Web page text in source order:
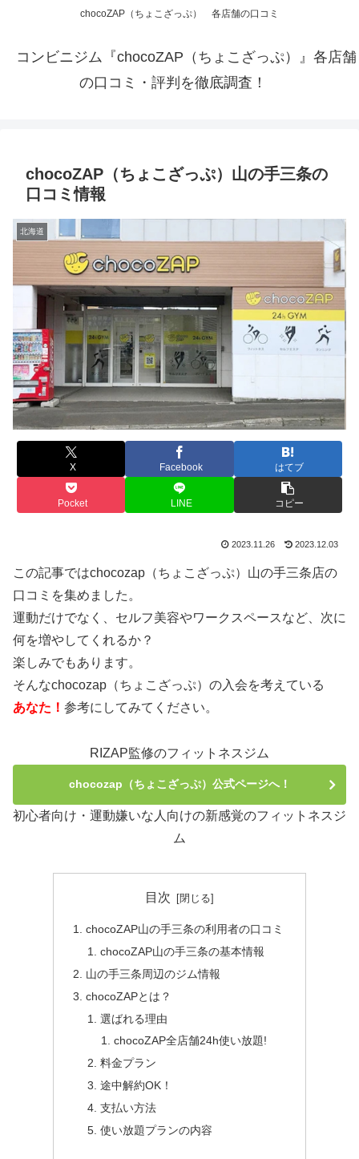
chocoZAP（ちょこざっぷ） 各店舗の口コミ
コンビニジム『chocoZAP（ちょこざっぷ）』各店舗
の口コミ・評判を徹底調査！
chocoZAP（ちょこざっぷ）山の手三条の
口コミ情報
北海道
X Facebook はてブ
Pocket LINE コピー
2023.11.26 2023.12.03
この記事ではchocozap（ちょこざっぷ）山の手三条店の
口コミを集めました。
運動だけでなく、セルフ美容やワークスペースなど、次に
何を増やしてくれるか？
楽しみでもあります。
そんなchocozap（ちょこざっぷ）の入会を考えている
あなた！ 参考にしてみてください。
RIZAP監修のフィットネスジム
chocozap（ちょこざっぷ）公式ページへ！
初心者向け・運動嫌いな人向けの新感覚のフィットネスジ
ム
目次
chocoZAP山の手三条の利用者の口コミ
chocoZAP山の手三条の基本情報
山の手三条周辺のジム情報
chocoZAPとは？
選ばれる理由
chocoZAP全店舗24h使い放題!
料金プラン
途中解約OK！
支払い方法
使い放題プランの内容